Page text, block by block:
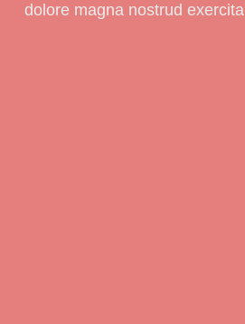
dolore magna nostrud exercita